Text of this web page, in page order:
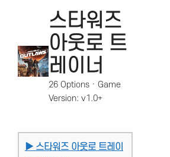
스타워즈
아웃로 트
레이너
26 Options · Game
Version: v1.0+
▶ 스타워즈 아웃로 트레이